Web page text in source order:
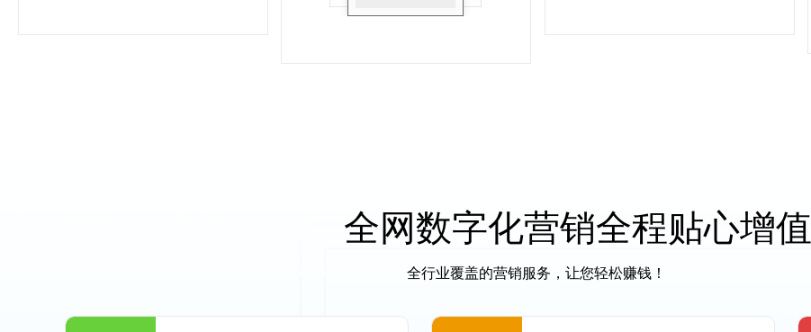
全网数字化营销全程贴心增值
全行业覆盖的营销服务，让您轻松赚钱！